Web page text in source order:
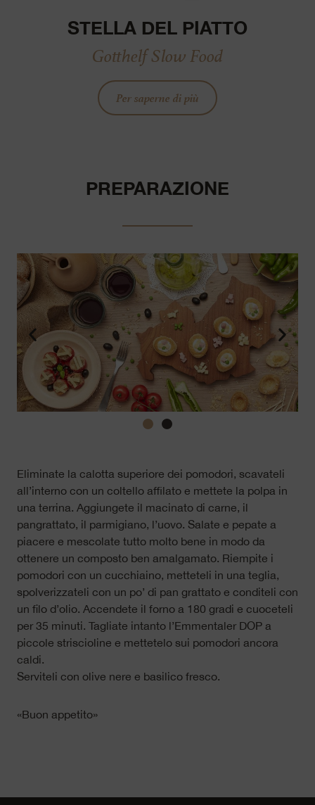
STELLA DEL PIATTO
Gotthelf Slow Food
Per saperne di più
PREPARAZIONE
Eliminate la calotta superiore dei pomodori, scavateli
all’interno con un coltello affilato e mettete la polpa in
una terrina. Aggiungete il macinato di carne, il
pangrattato, il parmigiano, l’uovo. Salate e pepate a
piacere e mescolate tutto molto bene in modo da
ottenere un composto ben amalgamato. Riempite i
pomodori con un cucchiaino, metteteli in una teglia,
spolverizzateli con un po’ di pan grattato e conditeli con
un filo d’olio. Accendete il forno a 180 gradi e cuoceteli
per 35 minuti. Tagliate intanto l’Emmentaler DOP a
piccole striscioline e mettetelo sui pomodori ancora
caldi.
Serviteli con olive nere e basilico fresco.
«Buon appetito»